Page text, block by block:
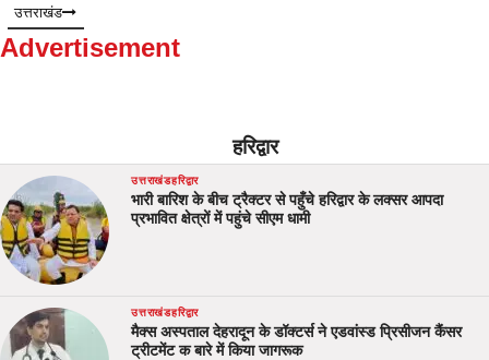
उत्तराखंड
Advertisement
हरिद्वार
उत्तराखंडहरिद्वार
भारी बारिश के बीच ट्रैक्टर से पहुँचे हरिद्वार के लक्सर आपदा
प्रभावित क्षेत्रों में पहुंचे सीएम धामी
उत्तराखंडहरिद्वार
मैक्स अस्पताल देहरादून के डॉक्टर्स ने एडवांस्ड प्रिसीजन कैंसर
ट्रीटमेंट क बारे में किया जागरूक